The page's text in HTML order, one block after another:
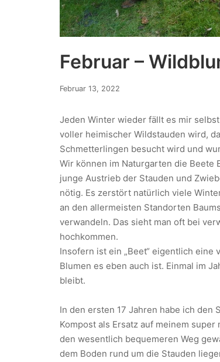
Februar –
Februar 13, 2022
Jeden Winter wieder fällt es mir
voller heimischer Wildstauden wird,
Schmetterlingen besucht wird und
Wir können im Naturgarten die Beete
junge Austrieb der Stauden und
nötig. Es zerstört natürlich viele
an den allermeisten Standorten
verwandeln. Das sieht man oft bei
hochkommen.
Insofern ist ein „Beet“ eigentlich
Blumen es eben auch ist. Einmal im
bleibt.
In den ersten 17 Jahren habe ich
Kompost als Ersatz auf meinem
den wesentlich bequemeren Weg
dem Boden rund um die Stauden